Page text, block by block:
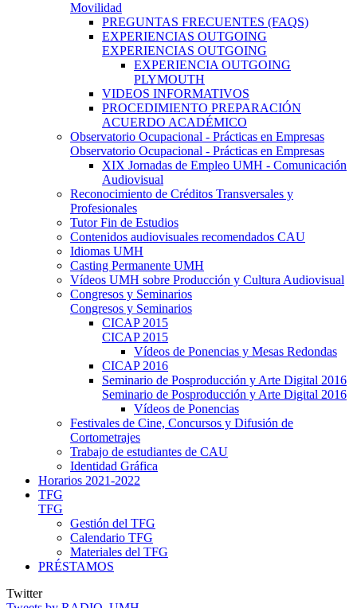
Movilidad
PREGUNTAS FRECUENTES (FAQS)
EXPERIENCIAS OUTGOING
EXPERIENCIAS OUTGOING
EXPERIENCIA OUTGOING
PLYMOUTH
VIDEOS INFORMATIVOS
PROCEDIMIENTO PREPARACIÓN
ACUERDO ACADÉMICO
Observatorio Ocupacional - Prácticas en Empresas
Observatorio Ocupacional - Prácticas en Empresas
XIX Jornadas de Empleo UMH - Comunicación
Audiovisual
Reconocimiento de Créditos Transversales y
Profesionales
Tutor Fin de Estudios
Contenidos audiovisuales recomendados CAU
Idiomas UMH
Casting Permanente UMH
Vídeos UMH sobre Producción y Cultura Audiovisual
Congresos y Seminarios
Congresos y Seminarios
CICAP 2015
CICAP 2015
Vídeos de Ponencias y Mesas Redondas
CICAP 2016
Seminario de Posproducción y Arte Digital 2016
Seminario de Posproducción y Arte Digital 2016
Vídeos de Ponencias
Festivales de Cine, Concursos y Difusión de
Cortometrajes
Trabajo de estudiantes de CAU
Identidad Gráfica
Horarios 2021-2022
TFG
TFG
Gestión del TFG
Calendario TFG
Materiales del TFG
PRÉSTAMOS
Twitter